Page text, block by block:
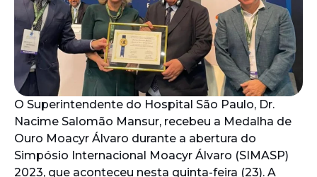
O Superintendente do Hospital São Paulo, Dr.
Nacime Salomão Mansur, recebeu a Medalha de
Ouro Moacyr Álvaro durante a abertura do
Simpósio Internacional Moacyr Álvaro (SIMASP)
2023, que aconteceu nesta quinta-feira (23). A